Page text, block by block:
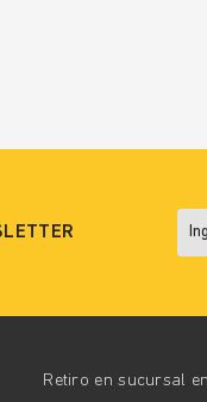
Retiro en sucursal